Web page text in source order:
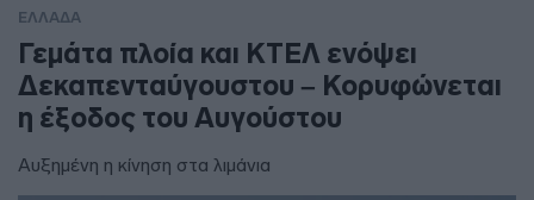
ΕΛΛΑΔΑ
Γεμάτα πλοία και ΚΤΕΛ ενόψει
Δεκαπενταύγουστου – Κορυφώνεται
η έξοδος του Αυγούστου
Αυξημένη η κίνηση στα λιμάνια